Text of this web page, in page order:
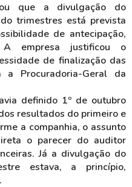
que a divulgação do
trimestres está prevista
de antecipação,
empresa justificou o
de finalização das
a Procuradoria-Geral da
definido 1º de outubro
resultados do primeiro e
a companhia, o assunto
o parecer do auditor
Já a divulgação do
estava, a princípio,